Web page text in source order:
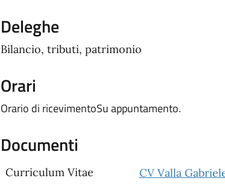
Deleghe
Bilancio, tributi, patrimonio
Orari
Orario di ricevimentoSu appuntamento.
Documenti
Curriculum Vitae CV Valla